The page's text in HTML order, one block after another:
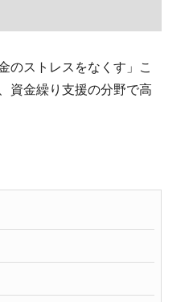
のストレスをなくす」こ
資金繰り支援の分野で高